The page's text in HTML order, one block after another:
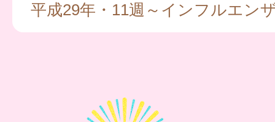
平成29年・11週～インフルエン